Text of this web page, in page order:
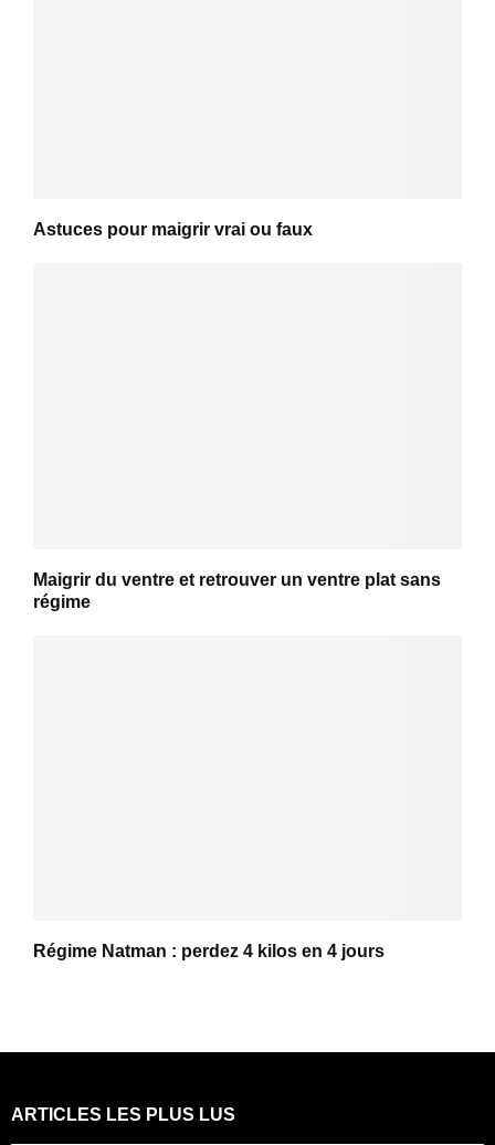
Astuces pour maigrir vrai ou faux
Maigrir du ventre et retrouver un ventre plat sans
régime
Régime Natman : perdez 4 kilos en 4 jours
ARTICLES LES PLUS LUS